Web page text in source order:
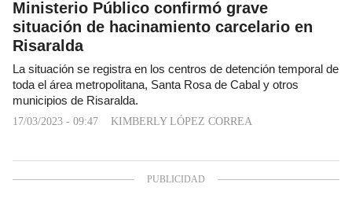
Ministerio Público confirmó grave
situación de hacinamiento carcelario en
Risaralda
La situación se registra en los centros de detención temporal de
toda el área metropolitana, Santa Rosa de Cabal y otros
municipios de Risaralda.
17/03/2023 - 09:47 KIMBERLY LÓPEZ CORREA